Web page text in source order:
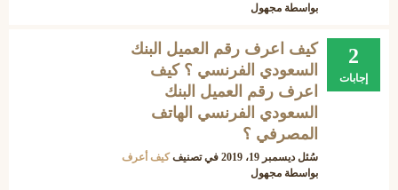
بواسطة مجهول
2
إجابات
كيف اعرف رقم العميل البنك
السعودي الفرنسي ؟ كيف
اعرف رقم العميل البنك
السعودي الفرنسي الهاتف
المصرفي ؟
سُئل ديسمبر 19، 2019 في تصنيفكيف أعرف
بواسطة مجهول